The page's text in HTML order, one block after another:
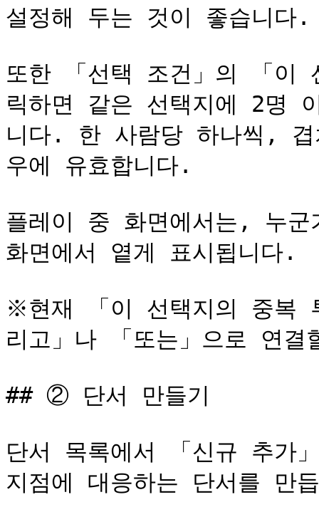
설정해 두는 것이 좋습니다.
또한 「선택 조건」의 「이
릭하면 같은 선택지에 2명
니다. 한 사람당 하나씩,
우에 유효합니다.
플레이 중 화면에서는, 누
화면에서 옅게 표시됩니다.
※현재 「이 선택지의 중복
리고」나 「또는」으로 연
## ② 단서 만들기
단서 목록에서 「신규 추가
지점에 대응하는 단서를 만